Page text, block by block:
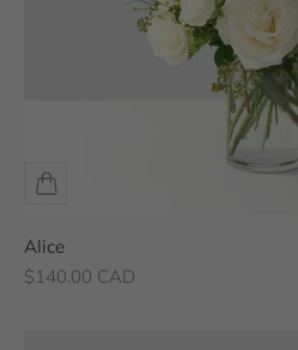
Alice
Prix de vente
$140.00 CAD